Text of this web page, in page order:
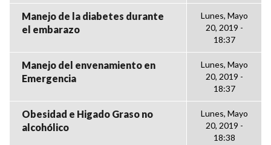
Manejo de la diabetes durante
el embarazo
Lunes, Mayo
20, 2019 -
18:37
Manejo del envenamiento en
Emergencia
Lunes, Mayo
20, 2019 -
18:37
Obesidad e Higado Graso no
alcohólico
Lunes, Mayo
20, 2019 -
18:38